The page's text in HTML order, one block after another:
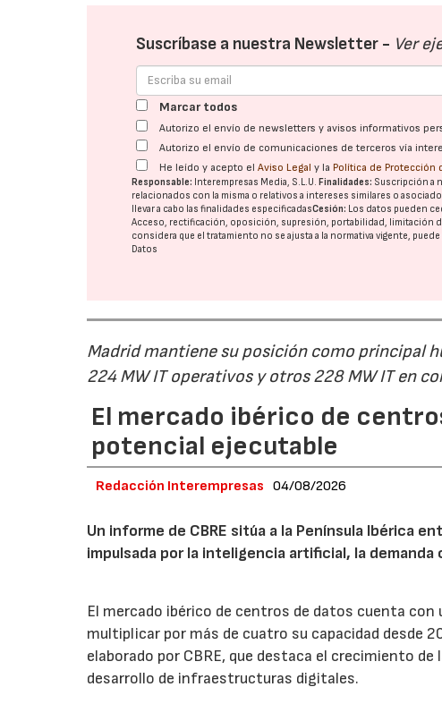
Suscríbase a nuestra Newsletter - Ver
Marcar todos
Autorizo el envío de newsletters y avisos informativos
Autorizo el envío de comunicaciones de terceros vía
He leído y acepto elAviso Legal y la Política de Protección
Responsable: Interempresas Media, S.L.U.Finalidades: Suscripción a
relacionados con la misma o relativos a intereses similares o
llevar a cabo las finalidades especificadasCesión: Los datos pueden
Acceso, rectificación, oposición, supresión, portabilidad, limitación
considera que el tratamiento no se ajusta a la normativa vigente,
Datos
Madrid mantiene su posición como principal
224 MW IT operativos y otros 228 MW IT en
El mercado ibérico de
potencial ejecutable
Redacción Interempresas 04/08/2026
Un informe de CBRE sitúa a la Península Ibérica
impulsada por la inteligencia artificial, la
El mercado ibérico de centros de datos cuenta
multiplicar por más de cuatro su capacidad desde
elaborado por CBRE, que destaca el crecimiento
desarrollo de infraestructuras digitales.